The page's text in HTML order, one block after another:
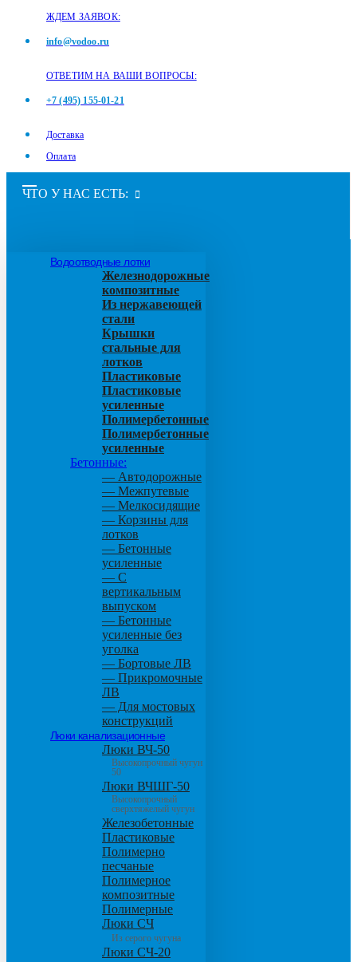
ЖДЕМ ЗАЯВОК:
info@vodoo.ru
ОТВЕТИМ НА ВАШИ ВОПРОСЫ:
+7 (495) 155-01-21
Доставка
Оплата
ЧТО У НАС ЕСТЬ:
Водоотводные лотки
Железнодорожные
композитные
Из нержавеющей
стали
Крышки
стальные для
лотков
Пластиковые
Пластиковые
усиленные
Полимербетонные
Полимербетонные
усиленные
Бетонные:
— Автодорожные
— Межпутевые
— Мелкосидящие
— Корзины для
лотков
— Бетонные
усиленные
— С
вертикальным
выпуском
— Бетонные
усиленные без
уголка
— Бортовые ЛВ
— Прикромочные
ЛВ
— Для мостовых
конструкций
Люки канализационные
Люки ВЧ-50
Высокопрочный чугун
50
Люки ВЧШГ-50
Высокопрочный
сверхтяжелый чугун
Железобетонные
Пластиковые
Полимерно
песчаные
Полимерное
композитные
Полимерные
Люки СЧ
Из серого чугуна
Люки СЧ-20